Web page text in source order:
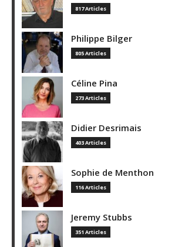
817 Articles
Philippe Bilger
805 Articles
Céline Pina
273 Articles
Didier Desrimais
403 Articles
Sophie de Menthon
116 Articles
Jeremy Stubbs
351 Articles